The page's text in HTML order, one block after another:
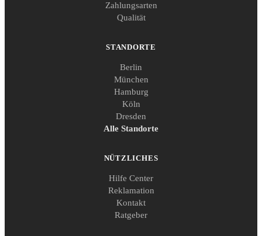
Zahlungsarten
Qualität
STANDORTE
Berlin
München
Hamburg
Köln
Dresden
Alle Standorte
NÜTZLICHES
Hilfe Center
Reklamation
Kontakt
Ratgeber